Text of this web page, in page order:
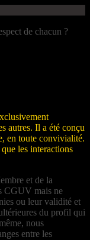
de chacun ?
autres. Il a été conçu
en toute convivialité.
les interactions
et de la
CGUV mais ne
ou leur validité et
du profil qui
nous
entre les